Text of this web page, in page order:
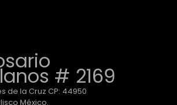
# 2169
de la Cruz CP: 44950
México.